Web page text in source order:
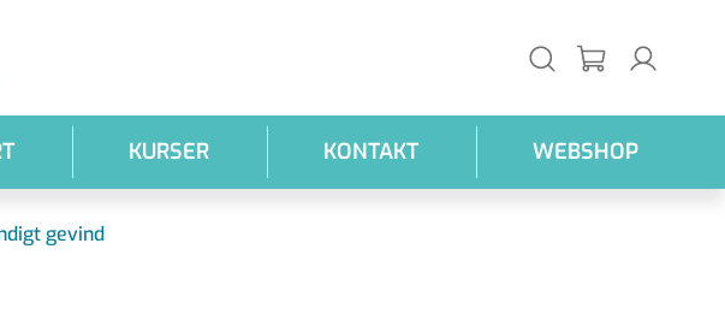
KURSER KONTAKT WEBSHOP
gevind